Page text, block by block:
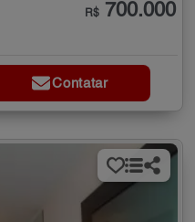
R$ 700.000
Contatar